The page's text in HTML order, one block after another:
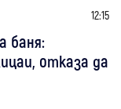
12:15
баня:
отказа да